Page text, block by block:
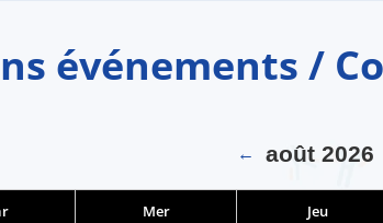
événements /
← août 2026
Mer Jeu